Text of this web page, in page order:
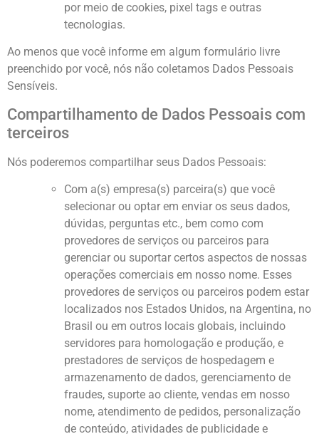
por meio de cookies, pixel tags e outras
tecnologias.
Ao menos que você informe em algum formulário livre
preenchido por você, nós não coletamos Dados Pessoais
Sensíveis.
Compartilhamento de Dados Pessoais com
terceiros
Nós poderemos compartilhar seus Dados Pessoais:
Com a(s) empresa(s) parceira(s) que você
selecionar ou optar em enviar os seus dados,
dúvidas, perguntas etc., bem como com
provedores de serviços ou parceiros para
gerenciar ou suportar certos aspectos de nossas
operações comerciais em nosso nome. Esses
provedores de serviços ou parceiros podem estar
localizados nos Estados Unidos, na Argentina, no
Brasil ou em outros locais globais, incluindo
servidores para homologação e produção, e
prestadores de serviços de hospedagem e
armazenamento de dados, gerenciamento de
fraudes, suporte ao cliente, vendas em nosso
nome, atendimento de pedidos, personalização
de conteúdo, atividades de publicidade e